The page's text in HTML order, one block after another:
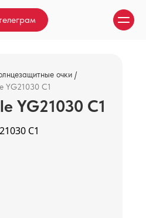
очки
YG21030 C1
YG21030 C1